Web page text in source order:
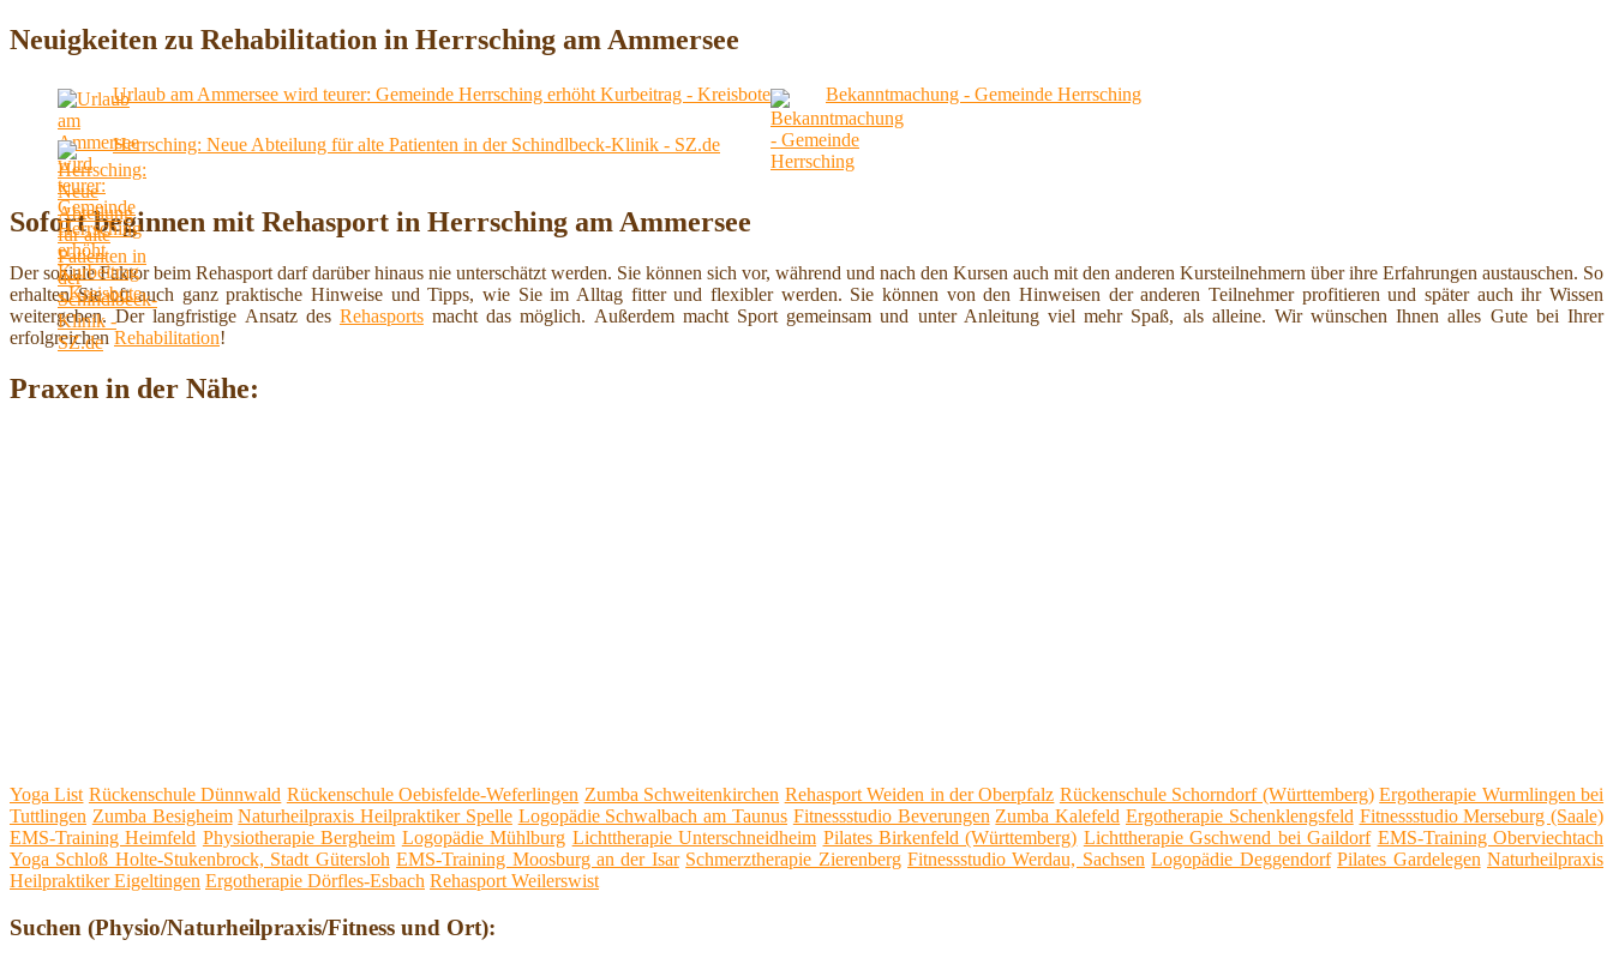
Neuigkeiten zu Rehabilitation in Herrsching am Ammersee
Urlaub am Ammersee wird teurer: Gemeinde Herrsching erhöht Kurbeitrag - Kreisbote Bekanntmachung - Gemeinde Herrsching
Herrsching: Neue Abteilung für alte Patienten in der Schindlbeck-Klinik - SZ.de
Sofort beginnen mit Rehasport in Herrsching am Ammersee
Der soziale Faktor beim Rehasport darf darüber hinaus nie unterschätzt werden. Sie können sich vor, während und nach den Kursen auch mit den anderen Kursteilnehmern über ihre Erfahrungen austauschen. So
erhalten Sie oft auch ganz praktische Hinweise und Tipps, wie Sie im Alltag fitter und flexibler werden. Sie können von den Hinweisen der anderen Teilnehmer profitieren und später auch ihr Wissen
weitergeben. Der langfristige Ansatz des Rehasportsmacht das möglich. Außerdem macht Sport gemeinsam und unter Anleitung viel mehr Spaß, als alleine. Wir wünschen Ihnen alles Gute bei Ihrer
erfolgreichen Rehabilitation!
Praxen in der Nähe:
Yoga List Rückenschule Dünnwald Rückenschule Oebisfelde-Weferlingen Zumba Schweitenkirchen Rehasport Weiden in der Oberpfalz Rückenschule Schorndorf (Württemberg) Ergotherapie Wurmlingen bei
Tuttlingen Zumba Besigheim Naturheilpraxis Heilpraktiker Spelle Logopädie Schwalbach am Taunus Fitnessstudio Beverungen Zumba Kalefeld Ergotherapie Schenklengsfeld Fitnessstudio Merseburg (Saale)
EMS-Training Heimfeld Physiotherapie Bergheim Logopädie Mühlburg Lichttherapie Unterschneidheim Pilates Birkenfeld (Württemberg) Lichttherapie Gschwend bei Gaildorf EMS-Training Oberviechtach
Yoga Schloß Holte-Stukenbrock, Stadt Gütersloh EMS-Training Moosburg an der Isar Schmerztherapie Zierenberg Fitnessstudio Werdau, Sachsen Logopädie Deggendorf Pilates Gardelegen Naturheilpraxis
Heilpraktiker Eigeltingen Ergotherapie Dörfles-Esbach Rehasport Weilerswist
Suchen (Physio/Naturheilpraxis/Fitness und Ort):